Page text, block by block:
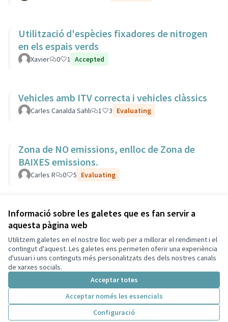
Informació sobre les galetes que es fan servir a
aquesta pàgina web
Utilitzem galetes en el nostre lloc web per a millorar el rendiment i el
contingut d'aquest. Les galetes ens permeten oferir una experiència
d'usuari i uns continguts més personalitzats des dels nostres canals
de xarxes socials.
Acceptar totes
Acceptar només les essencials
Configuració
Utilització d'espècies fixadores de nitrogen
en els espais verds
Xavier 0 1 Accepted
Vehicles amb ITV correcta i vehicles clàssics
Carles Canalda Sahli 1 3 Evaluating
Zona de NO emissions, enlloc de Zona de
BAIXES emissions.
Carles R 0 5 Evaluating
Veure totes les propostes retirades
Termes i condicions d'ús
Configuració de les galetes
Decidim Sant Cugat a X
(Enllaç extern)
Decidim Sant Cugat a Facebook
Decidim Sant Cugat a Instagram
Decidim Sant Cugat a GitHub
(Enllaç extern)
Web creada ambprogramari lliure .
Amb
(Enllaç